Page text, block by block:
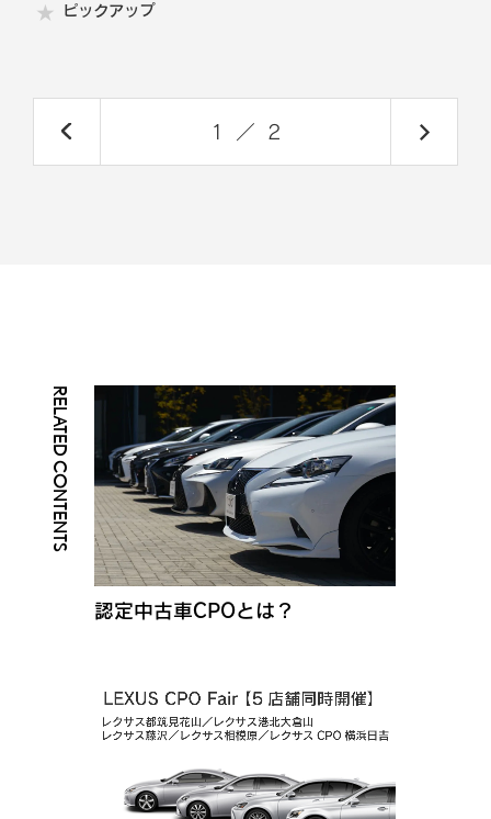
ピックアップ
1 ／ 2
RELATED CONTENTS
認定中古車CPOとは？